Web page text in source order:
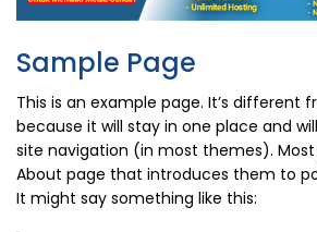
Sample Page
This is an example page. It’s different
because it will stay in one place and
site navigation (in most themes).
About page that introduces them to
It might say something like this: